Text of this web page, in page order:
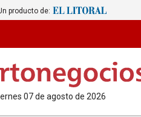
producto de:
07 de agosto de 2026